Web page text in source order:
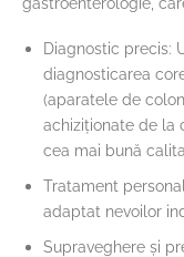
Diagnostic precis:
diagnosticarea
(aparatele de
achiziționate de la
cea mai bună
Tratament
adaptat nevoilor
Supraveghere și